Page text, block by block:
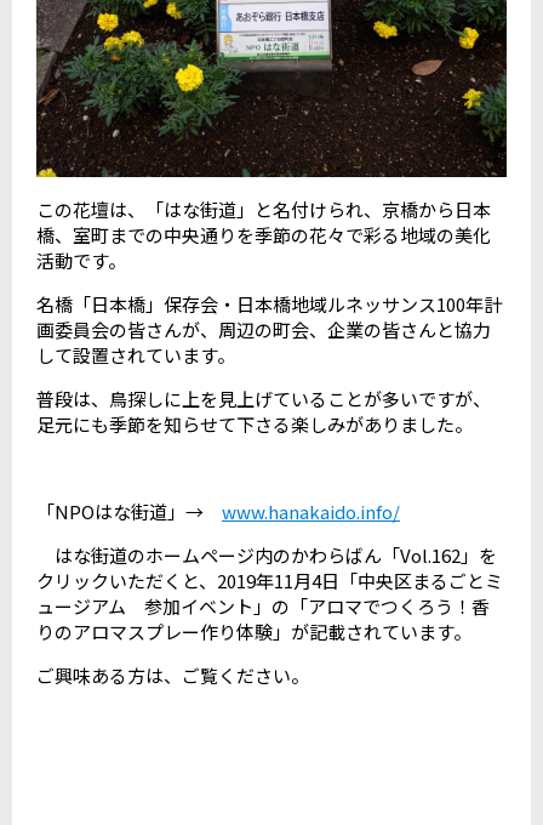
この花壇は、「はな街道」と名付けられ、京橋から日本
橋、室町までの中央通りを季節の花々で彩る地域の美化
活動です。
名橋「日本橋」保存会・日本橋地域ルネッサンス100年計
画委員会の皆さんが、周辺の町会、企業の皆さんと協力
して設置されています。
普段は、鳥探しに上を見上げていることが多いですが、
足元にも季節を知らせて下さる楽しみがありました。
「NPOはな街道」→ www.hanakaido.info/
はな街道のホームページ内のかわらばん「Vol.162」を
クリックいただくと、2019年11月4日「中央区まるごとミ
ュージアム 参加イベント」の「アロマでつくろう！香
りのアロマスプレー作り体験」が記載されています。
ご興味ある方は、ご覧ください。